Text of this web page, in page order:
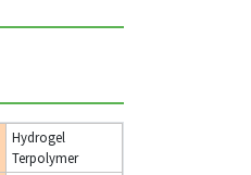
Hydrogel
Terpolymer